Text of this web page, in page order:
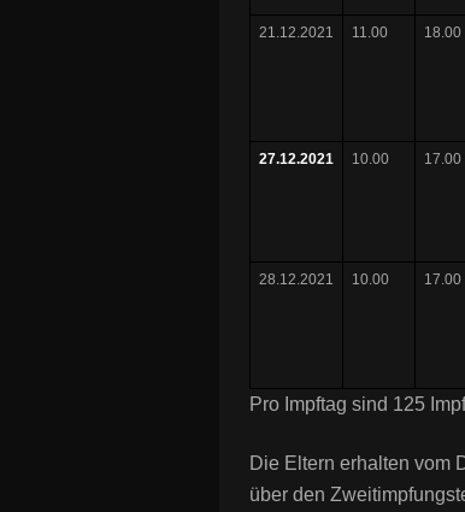
21.12.2021 11.00 18.00
27.12.2021 10.00 17.00
28.12.2021 10.00 17.00
Pro Impftag sind 125
Die Eltern erhalten vom
über den